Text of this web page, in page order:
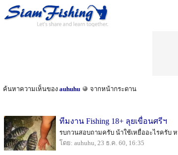
ค้นหาความเห็นของ auhuhu จากหน้ากระดาน
ทีมงาน Fishing 18+ ลุยเขื่อนศรีฯ
รบกวนสอบถามครับ น้าใช้เหยื่ออะไรครับ
โดย: auhuhu, 23 ธ.ค. 60, 16:35